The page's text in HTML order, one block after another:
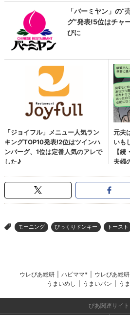
> モーニング びっくりドンキー トースト
ウレぴあ総研 ハピママ* ウレぴあ総
うまいめし
うまいパン う
ぴあ関連サイト